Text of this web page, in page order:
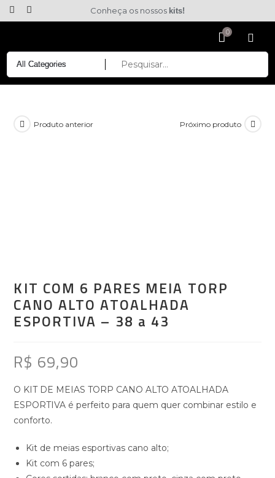
Conheça os nossos kits!
Produto anterior Próximo produto
KIT COM 6 PARES MEIA TORP
CANO ALTO ATOALHADA
ESPORTIVA – 38 a 43
R$ 69,90
O KIT DE MEIAS TORP CANO ALTO ATOALHADA
ESPORTIVA é perfeito para quem quer combinar estilo e
conforto.
Kit de meias esportivas cano alto;
Kit com 6 pares;